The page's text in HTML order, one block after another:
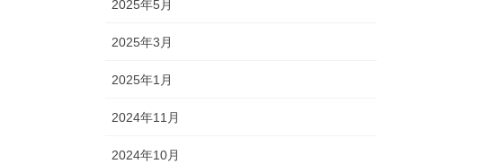
2025年5月
2025年3月
2025年1月
2024年11月
2024年10月